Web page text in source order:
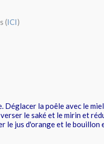
(ICI)
Déglacer la poêle avec le
le saké et le mirin et
le jus d'orange et le bouillon